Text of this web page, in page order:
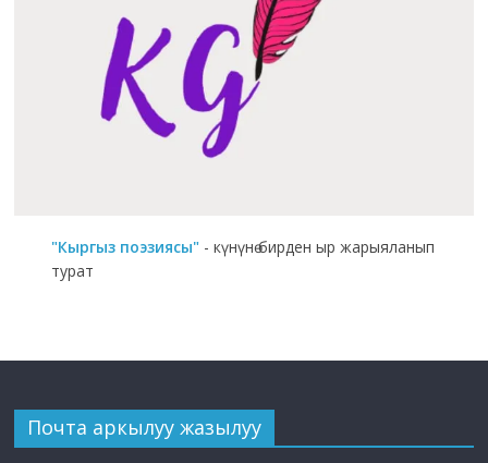
"Кыргыз поэзиясы" - күнүнө бирден ыр жарыяланып
турат
Почта аркылуу жазылуу